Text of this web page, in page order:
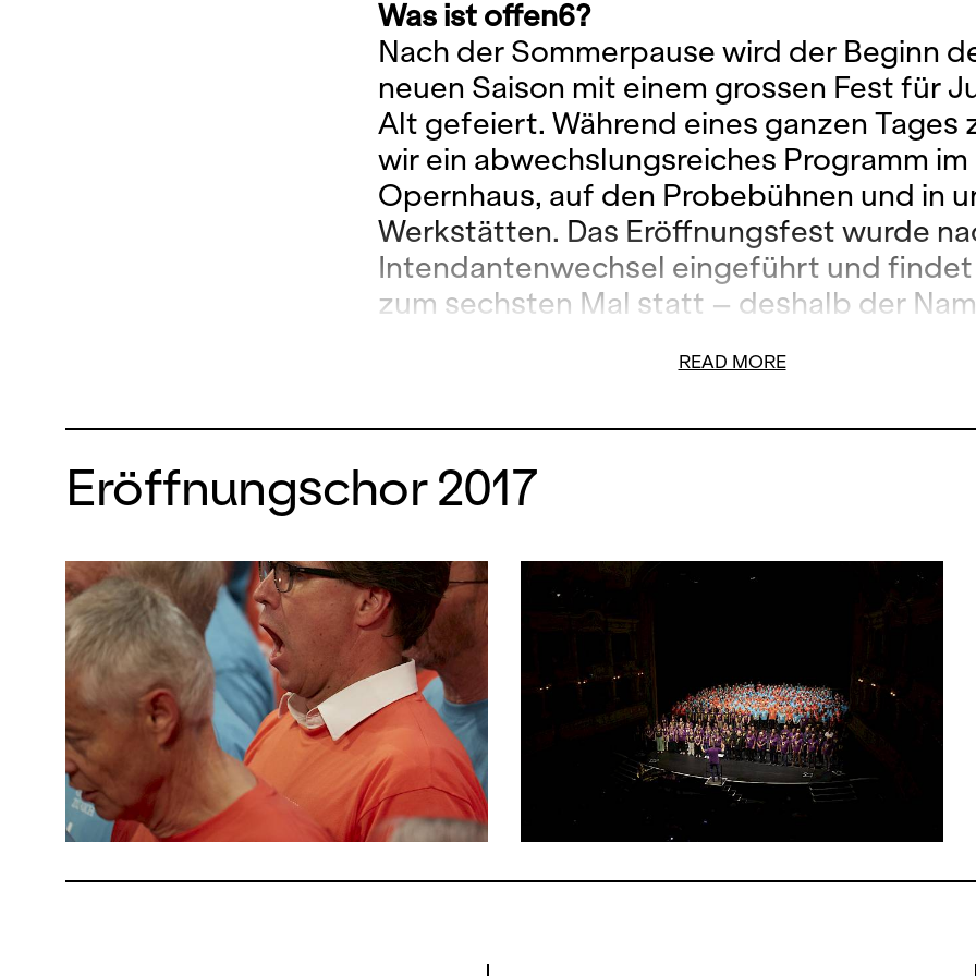
Was ist offen6?
Nach der Sommerpause wird der Beginn
neuen Saison mit einem grossen Fest für
Alt gefeiert. Während eines ganzen Tages
wir ein abwechslungsreiches Programm im
Opernhaus, auf den Probebühnen und in
Werkstätten. Das Eröffnungsfest wurde
Intendantenwechsel eingeführt und findet
zum sechsten Mal statt – deshalb der
neuen Saison, sondern auch eine Öffnung
Spielzeit.
Brauche ich für jede Veranstaltung am
Eröffnungsfest ein Ticket?
Nein, viele Programmpunkte können ohne
besucht werden. Bei einigen
der Platz begrenzt, deshalb werden in den
Pavillons auf dem Sechseläutenplatz 30
vor Beginn der jeweiligen Veranstaltung
ausgegeben und das alles natürlich gratis.
kommen lohnt sich! Für welche
ein Ticket ausgegeben wird und für
READ MORE
Eröffnungschor 2017